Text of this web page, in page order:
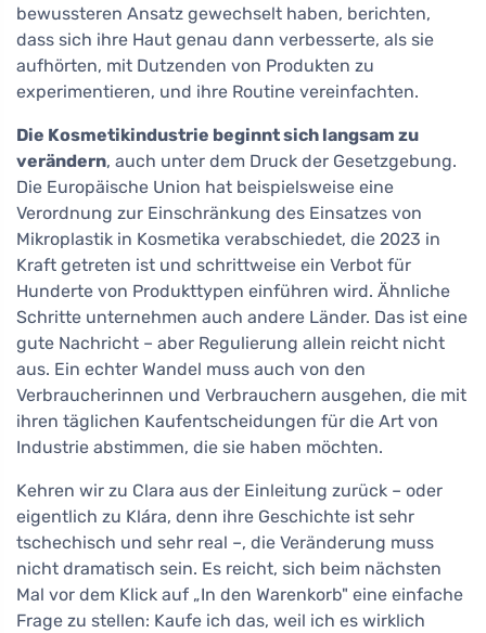
bewussteren Ansatz gewechselt haben, berichten,
dass sich ihre Haut genau dann verbesserte, als sie
aufhörten, mit Dutzenden von Produkten zu
experimentieren, und ihre Routine vereinfachten.
Die Kosmetikindustrie beginnt sich langsam zu
verändern, auch unter dem Druck der Gesetzgebung.
Die Europäische Union hat beispielsweise eine
Verordnung zur Einschränkung des Einsatzes von
Mikroplastik in Kosmetika verabschiedet, die 2023 in
Kraft getreten ist und schrittweise ein Verbot für
Hunderte von Produkttypen einführen wird. Ähnliche
Schritte unternehmen auch andere Länder. Das ist eine
gute Nachricht – aber Regulierung allein reicht nicht
aus. Ein echter Wandel muss auch von den
Verbraucherinnen und Verbrauchern ausgehen, die mit
ihren täglichen Kaufentscheidungen für die Art von
Industrie abstimmen, die sie haben möchten.
Kehren wir zu Clara aus der Einleitung zurück – oder
eigentlich zu Klára, denn ihre Geschichte ist sehr
tschechisch und sehr real –, die Veränderung muss
nicht dramatisch sein. Es reicht, sich beim nächsten
Mal vor dem Klick auf „In den Warenkorb" eine einfache
Frage zu stellen: Kaufe ich das, weil ich es wirklich